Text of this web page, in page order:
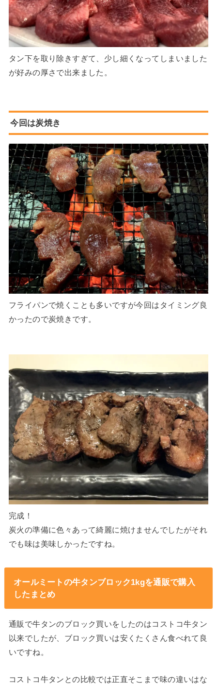
タン下を取り除きすぎて、少し細くなってしまいました
が好みの厚さで出来ました。
今回は炭焼き
フライパンで焼くことも多いですが今回はタイミング良
かったので炭焼きです。
完成！
炭火の準備に色々あって綺麗に焼けませんでしたがそれ
でも味は美味しかったですね。
オールミートの牛タンブロック1kgを通販で購入
したまとめ
通販で牛タンのブロック買いをしたのはコストコ牛タン
以来でしたが、ブロック買いは安くたくさん食べれて良
いですね。
コストコ牛タンとの比較では正直そこまで味の違いはな